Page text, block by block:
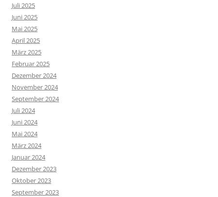
Juli 2025
Juni 2025
Mai 2025
April 2025
März 2025
Februar 2025
Dezember 2024
November 2024
September 2024
Juli 2024
Juni 2024
Mai 2024
März 2024
Januar 2024
Dezember 2023
Oktober 2023
September 2023